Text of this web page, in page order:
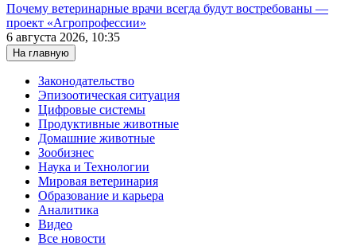
Почему ветеринарные врачи всегда будут востребованы —
проект «Агропрофессии»
6 августа 2026, 10:35
На главную
Законодательство
Эпизоотическая ситуация
Цифровые системы
Продуктивные животные
Домашние животные
Зообизнес
Наука и Технологии
Мировая ветеринария
Образование и карьера
Аналитика
Видео
Все новости